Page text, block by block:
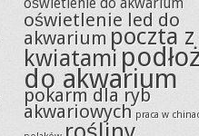
oświetlenie do akwarium
oświetlenie led do
akwarium poczta z
kwiatami
do akwarium
pokarm dla ryb
akwariowych praca w